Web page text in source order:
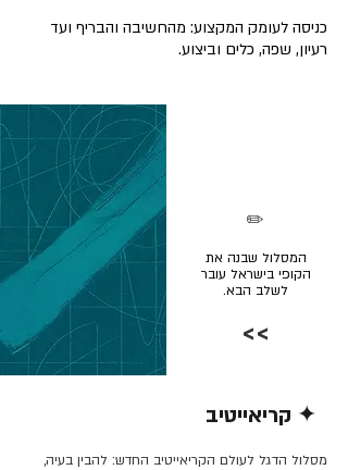
כניסה לעומק המקצוע: מהחשיבה והבריף ועד
רעיון, שפה, כלים וביצוע.
המסלול שבנה את
הקופי בישראל עובר
לשלב הבא.
✏️
>>
✦ קריאייטיב
מסלול הדגל לעולם הקריאייטיב החדש: להבין בעיה,